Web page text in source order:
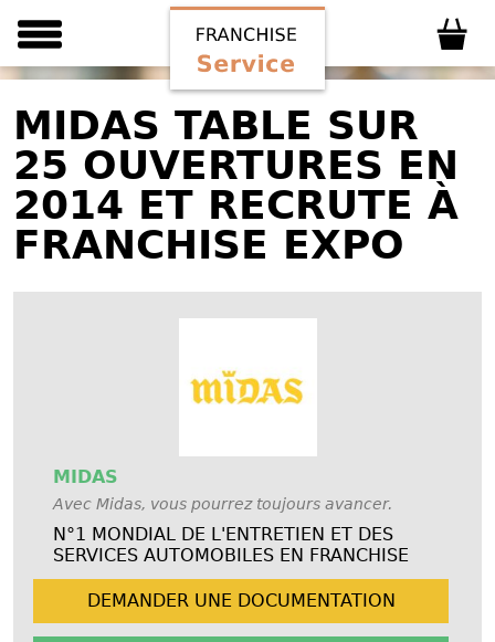
MIDAS TABLE SUR
25 OUVERTURES EN
2014 ET RECRUTE À
FRANCHISE EXPO
MIDAS
Avec Midas, vous pourrez toujours avancer.
N°1 MONDIAL DE L'ENTRETIEN ET DES
SERVICES AUTOMOBILES EN FRANCHISE
DEMANDER UNE DOCUMENTATION